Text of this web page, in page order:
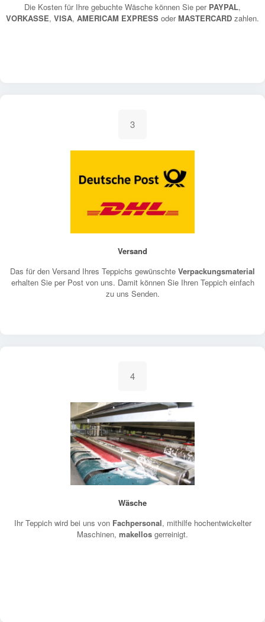
Die Kosten für Ihre gebuchte Wäsche können Sie per PAYPAL,
VORKASSE, VISA, AMERICAM EXPRESS oderMASTERCARD zahlen.
3
Versand
Das für den Versand Ihres Teppichs gewünschte Verpackungsmaterial
erhalten Sie per Post von uns. Damit können Sie Ihren Teppich einfach
zu uns Senden.
4
Wäsche
Ihr Teppich wird bei uns von Fachpersonal, mithilfe hochentwickelter
Maschinen, makellos gerreinigt.